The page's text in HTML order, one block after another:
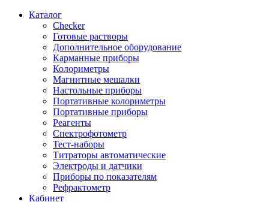
Каталог
Checker
Готовые растворы
Дополнительное оборудование
Карманные приборы
Колориметры
Магнитные мешалки
Настольные приборы
Портативные колориметры
Портативные приборы
Реагенты
Спектрофотометр
Тест-наборы
Титраторы автоматические
Электроды и датчики
Приборы по показателям
Рефрактометр
Кабинет